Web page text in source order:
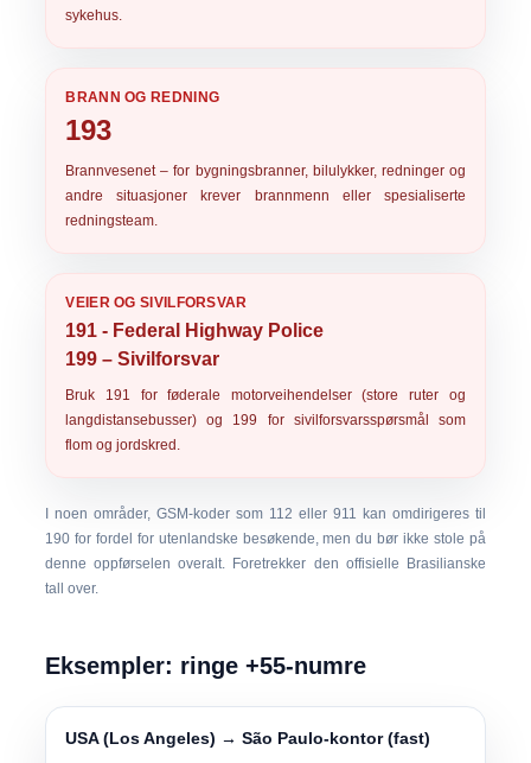
sykehus.
BRANN OG REDNING
193
Brannvesenet– for bygningsbranner, bilulykker, redninger og
andre situasjoner krever brannmenn eller spesialiserte
redningsteam.
VEIER OG SIVILFORSVAR
191 - Federal Highway Police
199 – Sivilforsvar
Bruk 191 for føderale motorveihendelser (store ruter og
langdistansebusser) og 199
for sivilforsvarsspørsmål som
flom og jordskred.
I noen områder, GSM-koder som 112 eller 911 kan omdirigeres til
190 for fordel for utenlandske besøkende, men du bør ikke stole på
denne oppførselen overalt. Foretrekker den offisielle Brasilianske
tall over.
Eksempler: ringe +55-numre
USA (Los Angeles) → São Paulo-kontor (fast)